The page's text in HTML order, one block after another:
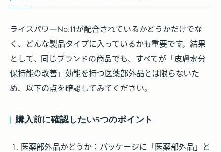
ライスパワーNo.11が配合されているかどうかだけでな
く、 どんな製品タイプに入っているかも重要です。結果
として、同じブランドの商品でも、すべてが「皮膚水分
保持能の改善」効能を持つ医薬部外品とは限らないた
め、以下の点を確認してみてください。
購入前に確認したい5つのポイント
医薬部外品かどうか ：パッケージに「医薬部外品」と